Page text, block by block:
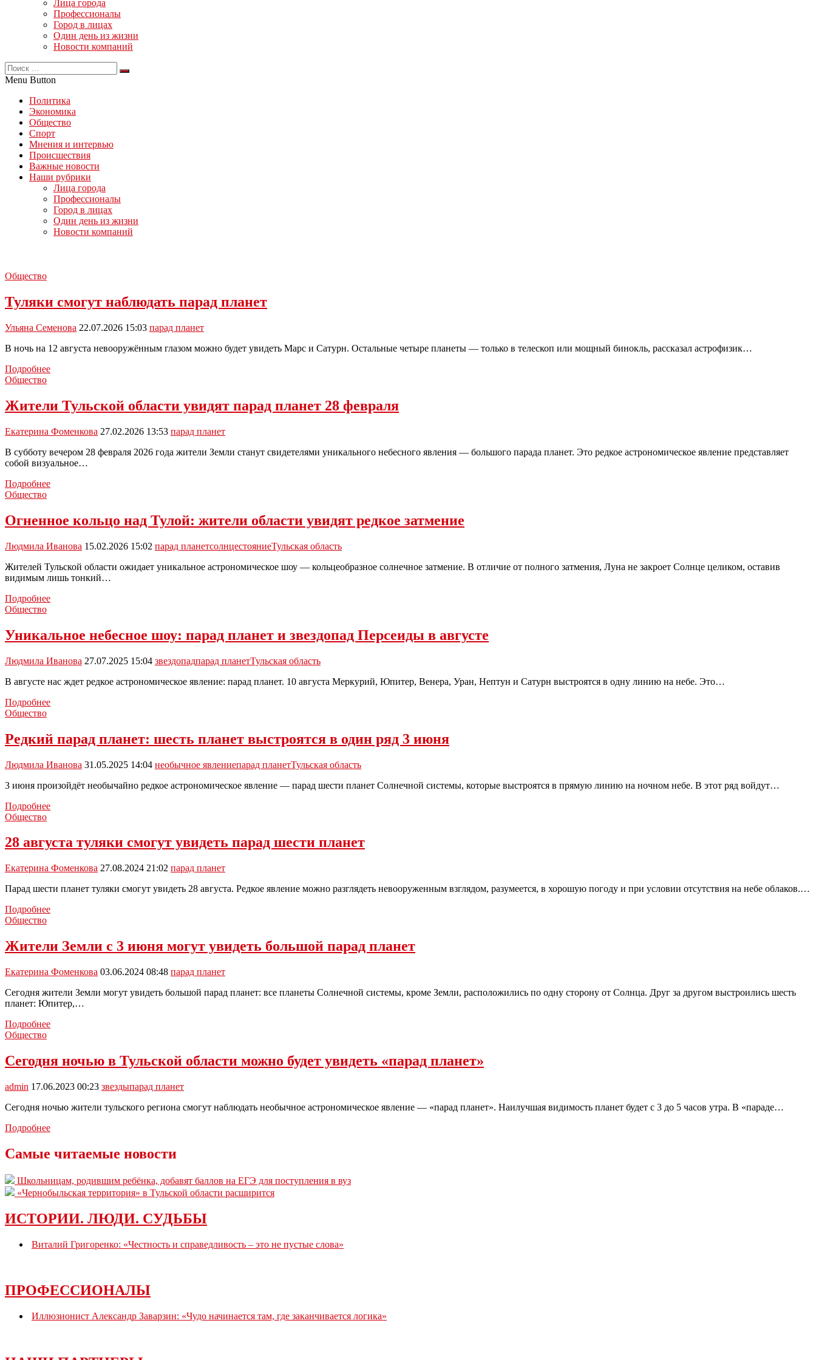
Лица города
Профессионалы
Город в лицах
Один день из жизни
Новости компаний
Menu Button
Политика
Экономика
Общество
Спорт
Мнения и интервью
Происшествия
Важные новости
Наши рубрики
Лица города
Профессионалы
Город в лицах
Один день из жизни
Новости компаний
Общество
Туляки смогут наблюдать парад планет
Ульяна Семенова 22.07.2026 15:03 парад планет
В ночь на 12 августа невооружённым глазом можно будет увидеть Марс и Сатурн. Остальные четыре планеты — только в телескоп или мощный бинокль, рассказал астрофизик…
ПодробнееТуляки
парад
планет
Общество
Жители Тульской области увидят парад планет 28 февраля
Екатерина Фоменкова 27.02.2026 13:53 парад планет
В субботу вечером 28 февраля 2026 года жители Земли станут свидетелями уникального небесного явления — большого парада планет. Это редкое астрономическое явление представляет
собой визуальное…
ПодробнееЖители
парад
28
Общество
Огненное кольцо над Тулой: жители области увидят редкое затмение
Людмила Иванова 15.02.2026 15:02 парад планетсолнцестояниеТульская область
Жителей Тульской области ожидает уникальное астрономическое шоу — кольцеобразное солнечное затмение. В отличие от полного затмения, Луна не закроет Солнце целиком, оставив
видимым лишь тонкий…
ПодробнееОгненное
жители
увидят
затмение
Общество
Уникальное небесное шоу: парад планет и звездопад Персеиды в августе
Людмила Иванова 27.07.2025 15:04 звездопадпарад планетТульская область
В августе нас ждет редкое астрономическое явление: парад планет. 10 августа Меркурий, Юпитер, Венера, Уран, Нептун и Сатурн выстроятся в одну линию на небе. Это…
ПодробнееУникальное
парад
планет
звездопад
в
Общество
Редкий парад планет: шесть планет выстроятся в один ряд 3 июня
Людмила Иванова 31.05.2025 14:04 необычное явлениепарад планетТульская область
3 июня произойдёт необычайно редкое астрономическое явление — парад шести планет Солнечной системы, которые выстроятся в прямую линию на ночном небе. В этот ряд войдут…
ПодробнееРедкий
шесть
планет
в
ряд
июня
Общество
28 августа туляки смогут увидеть парад шести планет
Екатерина Фоменкова 27.08.2024 21:02 парад планет
Парад шести планет туляки смогут увидеть 28 августа. Редкое явление можно разглядеть невооруженным взглядом, разумеется, в хорошую погоду и при условии отсутствия на небе облаков.…
Подробнее28
смогут
увидеть
шести
Общество
Жители Земли с 3 июня могут увидеть большой парад планет
Екатерина Фоменкова 03.06.2024 08:48 парад планет
Сегодня жители Земли могут увидеть большой парад планет: все планеты Солнечной системы, кроме Земли, расположились по одну сторону от Солнца. Друг за другом выстроились шесть
планет: Юпитер,…
ПодробнееЖители
июня
увидеть
парад
Общество
Сегодня ночью в Тульской области можно будет увидеть «парад планет»
admin 17.06.2023 00:23 звездыпарад планет
Сегодня ночью жители тульского региона смогут наблюдать необычное астрономическое явление — «парад планет». Наилучшая видимость планет будет с 3 до 5 часов утра. В «параде…
ПодробнееСегодня
Тульской
можно
будет
«парад
планет»
Самые читаемые новости
Школьницам, родившим ребёнка, добавят баллов на ЕГЭ для поступления в вуз
«Чернобыльская территория» в Тульской области расширится
ИСТОРИИ. ЛЮДИ. СУДЬБЫ
Виталий Григоренко: «Честность и справедливость – это не пустые слова»
ПРОФЕССИОНАЛЫ
Иллюзионист Александр Заварзин: «Чудо начинается там, где заканчивается логика»